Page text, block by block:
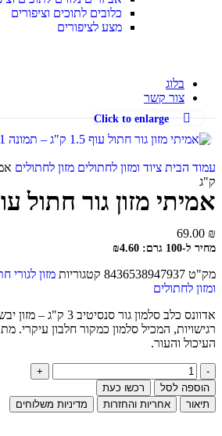
כלובים לתוכים וציפורים
מצע לציפורים
בלוג
צור קשר
Click to enlarge
עמוד הבית ציוד ומזון לחתולים מזון לחתולים
ק"ג
אמיתי מזון גור חתול עוף 1.5
69.00 ₪
מחיר ל-100 גרם: ₪4.60
מק"ט 8436538947937 קטגוריות מזון לגורי
ומזון לחתולים
אדוונס כלב סלמון גור
רגישויות, המכיל סלמון כמקור חלבון עיקרי.
העיכול והעור.
הוספה לסל
רכשו כעת
תיאור
אחריות והחזרות מדיניות משלוחים